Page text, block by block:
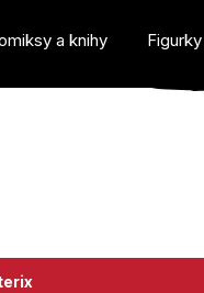
a knihy